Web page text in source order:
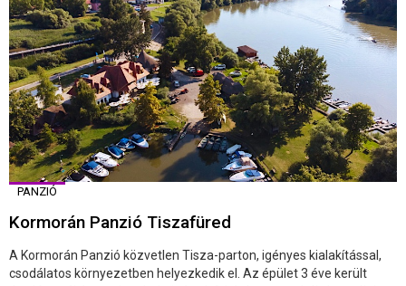
PANZIÓ
Kormorán Panzió Tiszafüred
A Kormorán Panzió közvetlen Tisza-parton, igényes kialakítással,
csodálatos környezetben helyezkedik el. Az épület 3 éve került